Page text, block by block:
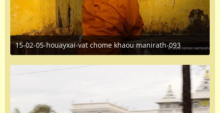
15-02-05-houayxai-vat chome khaou manirath-093
June 16, 2016 at 1:35 PM
1